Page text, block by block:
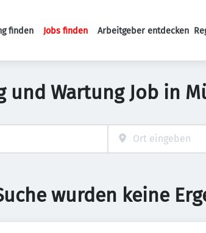
Haupt-Navigation
finden Jobs finden Arbeitgeber entdecken
und Wartung Job in
wurden keine